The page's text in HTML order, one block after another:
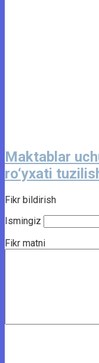
Maktablar
ro‘yxati
Fikr bildirish
Ismingiz
Fikr matni